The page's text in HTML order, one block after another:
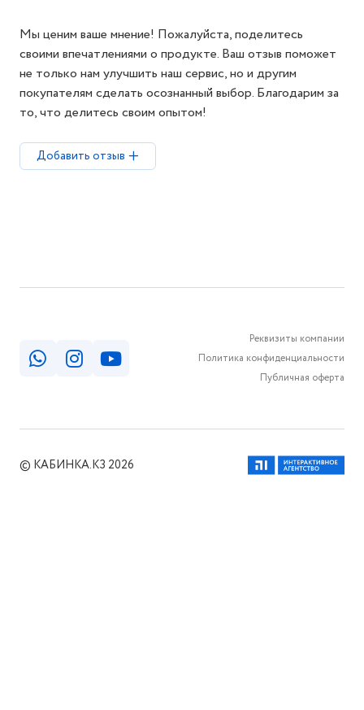
Мы ценим ваше мнение! Пожалуйста, поделитесь
своими впечатлениями о продукте. Ваш отзыв поможет
не только нам улучшить наш сервис, но и другим
покупателям сделать осознанный выбор. Благодарим за
то, что делитесь своим опытом!
Добавить отзыв
Реквизиты компании
Политика конфиденциальности
Публичная оферта
© КАБИНКА.КЗ 2026